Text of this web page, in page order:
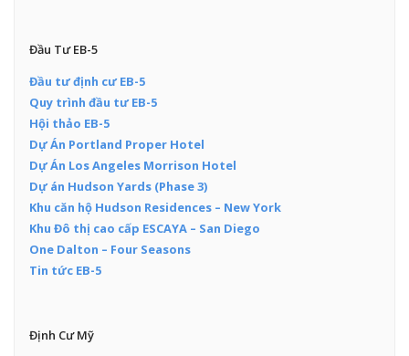
Đầu Tư EB-5
Đầu tư định cư EB-5
Quy trình đầu tư EB-5
Hội thảo EB-5
Dự Án Portland Proper Hotel
Dự Án Los Angeles Morrison Hotel
Dự án Hudson Yards (Phase 3)
Khu căn hộ Hudson Residences – New York
Khu Đô thị cao cấp ESCAYA – San Diego
One Dalton – Four Seasons
Tin tức EB-5
Định Cư Mỹ